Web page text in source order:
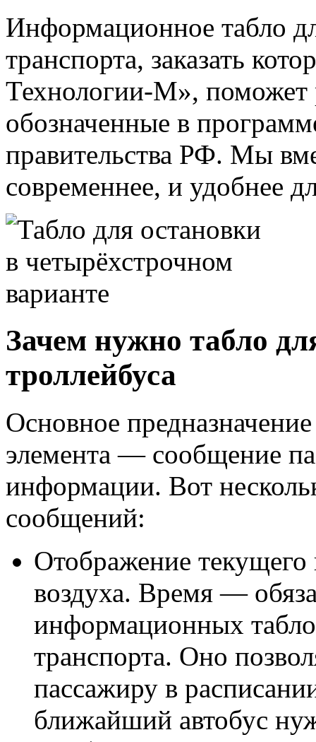
Информационное табло
транспорта, заказать
Технологии-М», поможет
обозначенные в
правительства РФ. Мы
современнее, и удобнее
Зачем нужно табло
троллейбуса
Основное
элемента — сообщение
информации. Вот
сообщений:
Отображение
воздуха. Время —
информационных
транспорта. Оно
пассажиру в
ближайший автобус